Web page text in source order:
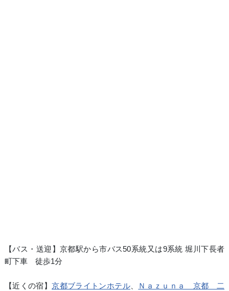
【バス・送迎】京都駅から市バス50系統又は9系統 堀川下長者
町下車 徒歩1分
【近くの宿】京都ブライトンホテル、
Ｎａｚｕｎａ 京都 二